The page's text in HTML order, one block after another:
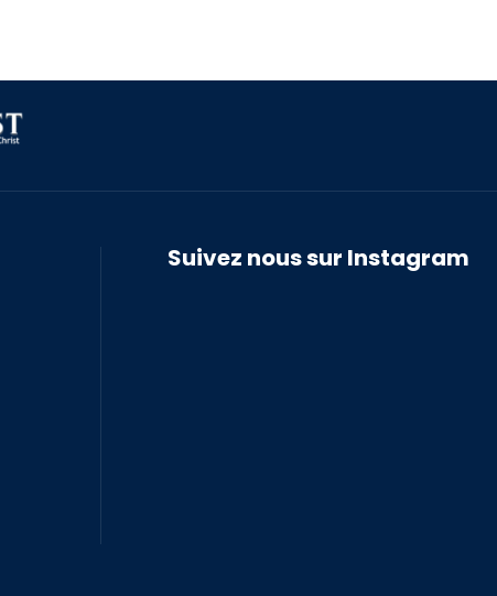
Suivez nous sur Instagram